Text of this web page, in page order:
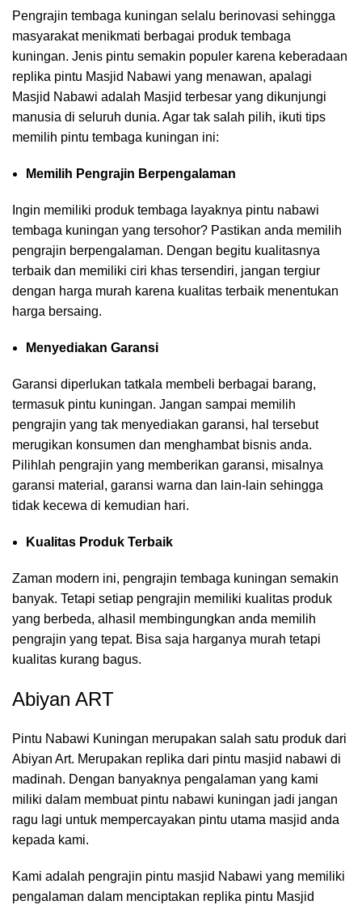
Pengrajin tembaga kuningan selalu berinovasi sehingga
masyarakat menikmati berbagai produk tembaga
kuningan. Jenis pintu semakin populer karena keberadaan
replika pintu Masjid Nabawi yang menawan, apalagi
Masjid Nabawi adalah Masjid terbesar yang dikunjungi
manusia di seluruh dunia. Agar tak salah pilih, ikuti tips
memilih pintu tembaga kuningan ini:
Memilih Pengrajin Berpengalaman
Ingin memiliki produk tembaga layaknya pintu nabawi
tembaga kuningan yang tersohor? Pastikan anda memilih
pengrajin berpengalaman. Dengan begitu kualitasnya
terbaik dan memiliki ciri khas tersendiri, jangan tergiur
dengan harga murah karena kualitas terbaik menentukan
harga bersaing.
Menyediakan Garansi
Garansi diperlukan tatkala membeli berbagai barang,
termasuk pintu kuningan. Jangan sampai memilih
pengrajin yang tak menyediakan garansi, hal tersebut
merugikan konsumen dan menghambat bisnis anda.
Pilihlah pengrajin yang memberikan garansi, misalnya
garansi material, garansi warna dan lain-lain sehingga
tidak kecewa di kemudian hari.
Kualitas Produk Terbaik
Zaman modern ini, pengrajin tembaga kuningan semakin
banyak. Tetapi setiap pengrajin memiliki kualitas produk
yang berbeda, alhasil membingungkan anda memilih
pengrajin yang tepat. Bisa saja harganya murah tetapi
kualitas kurang bagus.
Abiyan ART
Pintu Nabawi Kuningan merupakan salah satu produk dari
Abiyan Art. Merupakan replika dari pintu masjid nabawi di
madinah. Dengan banyaknya pengalaman yang kami
miliki dalam membuat pintu nabawi kuningan jadi jangan
ragu lagi untuk mempercayakan pintu utama masjid anda
kepada kami.
Kami adalah pengrajin pintu masjid Nabawi yang memiliki
pengalaman dalam menciptakan replika pintu Masjid